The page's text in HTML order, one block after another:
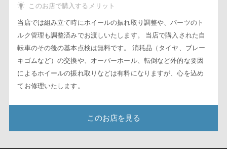
このお店で購入するメリット
当店では組み立て時にホイールの振れ取り調整や、パーツのト
ルク管理も調整済みでお渡しいたします。 当店で購入された自
転車のその後の基本点検は無料です。 消耗品（タイヤ、ブレー
キゴムなど）の交換や、オーバーホール、転倒など外的な要因
によるホイールの振れ取りなどは有料になりますが、心を込め
てお修理いたします。
このお店を見る